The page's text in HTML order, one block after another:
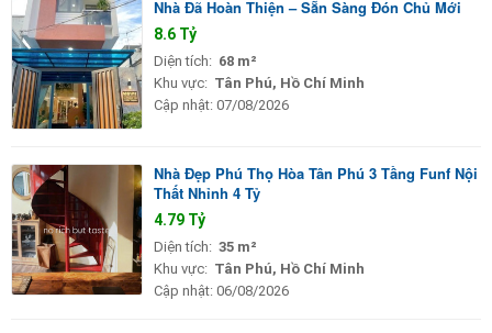
Nhà Đã Hoàn Thiện – Sẵn Sàng Đón Chủ Mới
8.6 Tỷ
Diện tích: 68 m²
Khu vực: Tân Phú, Hồ Chí Minh
Cập nhật: 07/08/2026
Nhà Đẹp Phú Thọ Hòa Tân Phú 3 Tầng Funf Nội
Thất Nhỉnh 4 Tỷ
4.79 Tỷ
Diện tích: 35 m²
Khu vực: Tân Phú, Hồ Chí Minh
Cập nhật: 06/08/2026